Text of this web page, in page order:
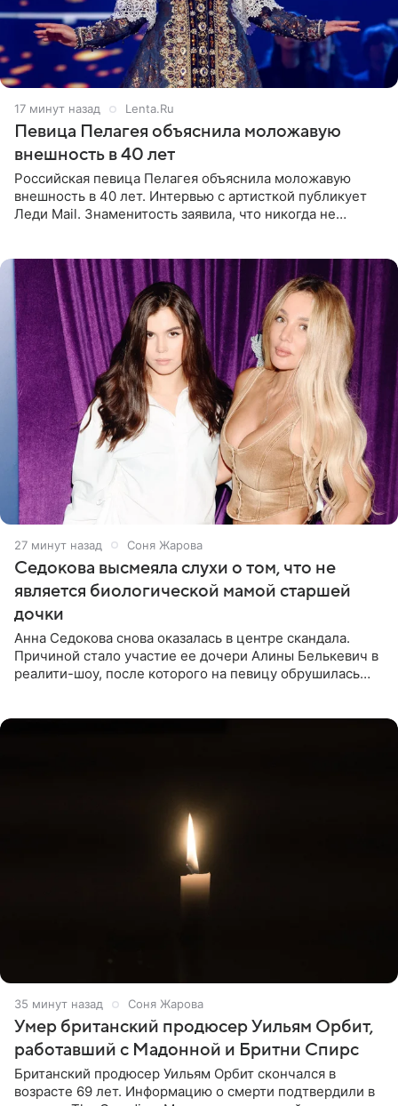
17 минут назад Lenta.Ru
Певица Пелагея объяснила моложавую
внешность в 40 лет
Российская певица Пелагея объяснила моложавую
внешность в 40 лет. Интервью с артисткой публикует
Леди Mail. Знаменитость заявила, что никогда не
27 минут назад Соня Жарова
Седокова высмеяла слухи о том, что не
является биологической мамой старшей
дочки
Анна Седокова снова оказалась в центре скандала.
Причиной стало участие ее дочери Алины Белькевич в
реалити-шоу, после которого на певицу обрушилась
35 минут назад Соня Жарова
Умер британский продюсер Уильям Орбит,
работавший с Мадонной и Бритни Спирс
Британский продюсер Уильям Орбит скончался в
возрасте 69 лет. Информацию о смерти подтвердили в